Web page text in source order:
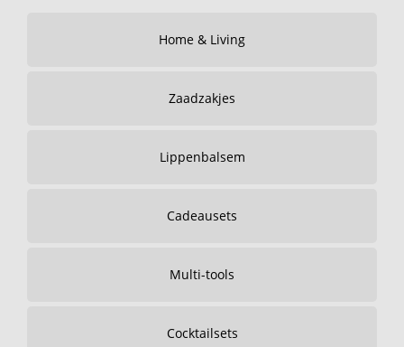
Home & Living
Zaadzakjes
Lippenbalsem
Cadeausets
Multi-tools
Cocktailsets